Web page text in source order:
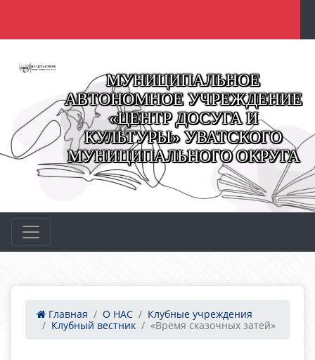
МУНИЦИПАЛЬНОЕ
АВТОНОМНОЕ УЧРЕЖДЕНИЕ
«ЦЕНТР ДОСУГА И
КУЛЬТУРЫ» УВАТСКОГО
МУНИЦИПАЛЬНОГО ОКРУГА
Главная О НАС
Клубные учреждения
Клубный вестник
«Время сказочных затей»